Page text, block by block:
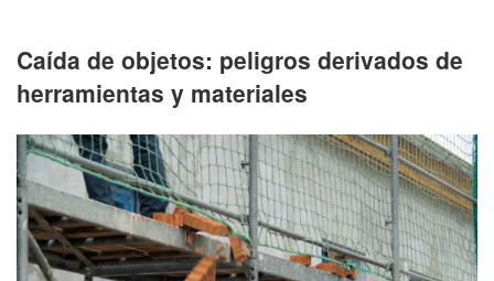
Caída de objetos: peligros derivados de
herramientas y materiales